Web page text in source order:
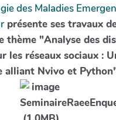
des Maladies
présente ses travaux
thème "Analyse des
les réseaux sociaux :
alliant Nvivo et